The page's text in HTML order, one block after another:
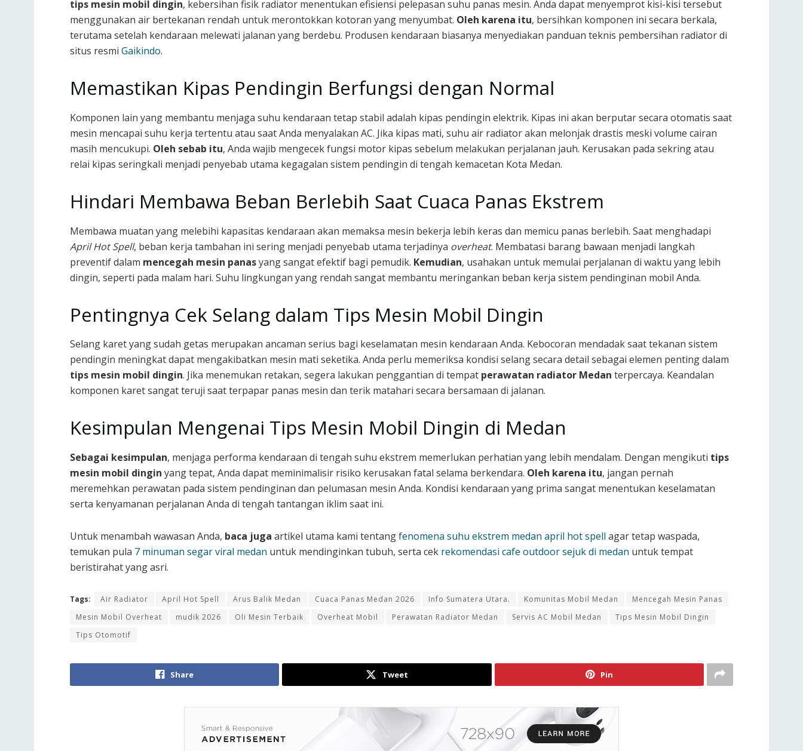
tips mesin mobil dingin, kebersihan fisik radiator menentukan efisiensi pelepasan suhu panas mesin. Anda dapat menyemprot kisi-kisi tersebut
menggunakan air bertekanan rendah untuk merontokkan kotoran yang menyumbat. Oleh karena itu, bersihkan komponen ini secara berkala,
terutama setelah kendaraan melewati jalanan yang berdebu. Produsen kendaraan biasanya menyediakan panduan teknis pembersihan radiator di
situs resmi Gaikindo.
Memastikan Kipas Pendingin Berfungsi dengan Normal
Komponen lain yang membantu menjaga suhu kendaraan tetap stabil adalah kipas pendingin elektrik. Kipas ini akan berputar secara otomatis saat
mesin mencapai suhu kerja tertentu atau saat Anda menyalakan AC. Jika kipas mati, suhu air radiator akan melonjak drastis meski volume cairan
masih mencukupi. Oleh sebab itu, Anda wajib mengecek fungsi motor kipas sebelum melakukan perjalanan jauh. Kerusakan pada sekring atau
relai kipas seringkali menjadi penyebab utama kegagalan sistem pendingin di tengah kemacetan Kota Medan.
Hindari Membawa Beban Berlebih Saat Cuaca Panas Ekstrem
Membawa muatan yang melebihi kapasitas kendaraan akan memaksa mesin bekerja lebih keras dan memicu panas berlebih. Saat menghadapi
April Hot Spell, beban kerja tambahan ini sering menjadi penyebab utama terjadinya overheat. Membatasi barang bawaan menjadi langkah
preventif dalam mencegah mesin panasyang sangat efektif bagi pemudik. Kemudian, usahakan untuk memulai perjalanan di waktu yang lebih
dingin, seperti pada malam hari. Suhu lingkungan yang rendah sangat membantu meringankan beban kerja sistem pendinginan mobil Anda.
Pentingnya Cek Selang dalam Tips Mesin Mobil Dingin
Selang karet yang sudah getas merupakan ancaman serius bagi keselamatan mesin kendaraan Anda. Kebocoran mendadak saat tekanan sistem
pendingin meningkat dapat mengakibatkan mesin mati seketika. Anda perlu memeriksa kondisi selang secara detail sebagai elemen penting dalam
tips mesin mobil dingin. Jika menemukan retakan, segera lakukan penggantian di tempat perawatan radiator Medan terpercaya. Keandalan
komponen karet sangat teruji saat terpapar panas mesin dan terik matahari secara bersamaan di jalanan.
Kesimpulan Mengenai Tips Mesin Mobil Dingin di Medan
Sebagai kesimpulan, menjaga performa kendaraan di tengah suhu ekstrem memerlukan perhatian yang lebih mendalam. Dengan mengikuti tips
mesin mobil dingin yang tepat, Anda dapat meminimalisir risiko kerusakan fatal selama berkendara. Oleh karena itu, jangan pernah
meremehkan perawatan pada sistem pendinginan dan pelumasan mesin Anda. Kondisi kendaraan yang prima sangat menentukan keselamatan
serta kenyamanan perjalanan Anda di tengah tantangan iklim saat ini.
Untuk menambah wawasan Anda, baca juga artikel utama kami tentangfenomena suhu ekstrem medan april hot spell agar tetap waspada,
temukan pula 7 minuman segar viral medan untuk mendinginkan tubuh, serta cek rekomendasi cafe outdoor sejuk di medan untuk tempat
beristirahat yang asri.
Tags: Air Radiator April Hot Spell Arus Balik Medan Cuaca Panas Medan 2026 Info Sumatera Utara. Komunitas Mobil Medan
Mencegah Mesin Panas
Mesin Mobil Overheat
mudik 2026 Oli Mesin Terbaik Overheat Mobil Perawatan Radiator Medan Servis AC Mobil Medan
Tips Mesin Mobil Dingin
Tips Otomotif
Share Tweet Pin